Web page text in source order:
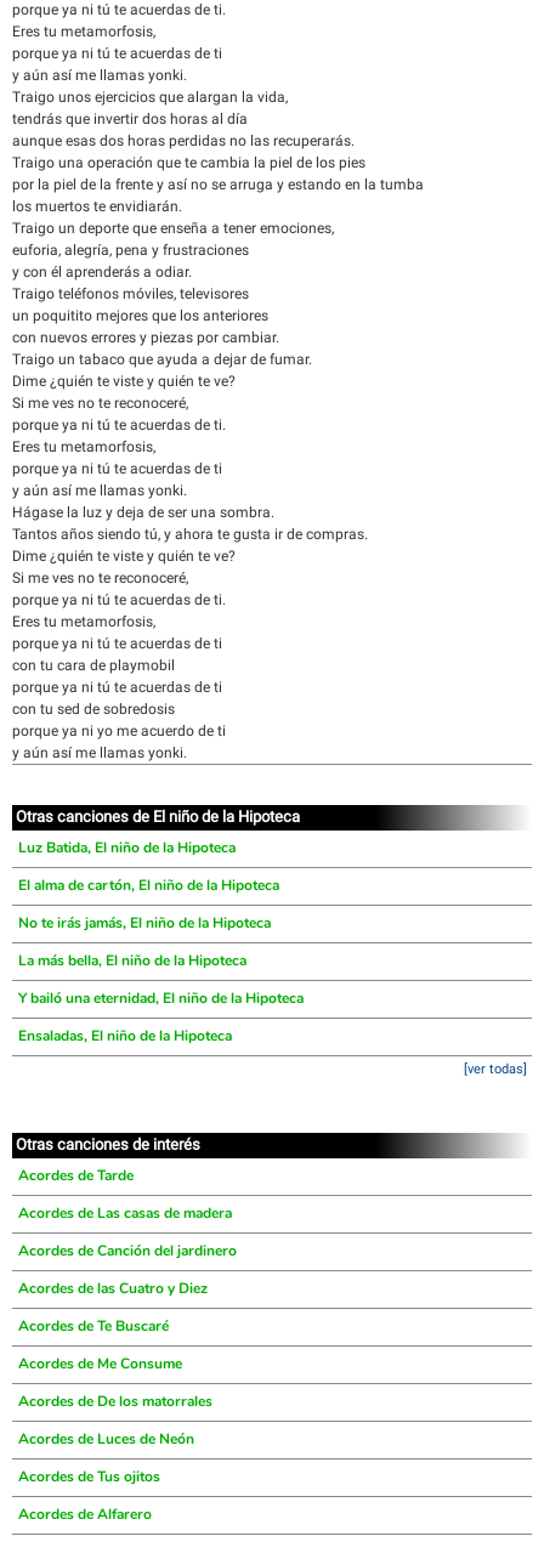
porque ya ni tú te acuerdas de ti.
Eres tu metamorfosis,
porque ya ni tú te acuerdas de ti
y aún así me llamas yonki.
Traigo unos ejercicios que alargan la vida,
tendrás que invertir dos horas al día
aunque esas dos horas perdidas no las recuperarás.
Traigo una operación que te cambia la piel de los pies
por la piel de la frente y así no se arruga y estando en la tumba
los muertos te envidiarán.
Traigo un deporte que enseña a tener emociones,
euforia, alegría, pena y frustraciones
y con él aprenderás a odiar.
Traigo teléfonos móviles, televisores
un poquitito mejores que los anteriores
con nuevos errores y piezas por cambiar.
Traigo un tabaco que ayuda a dejar de fumar.
Dime ¿quién te viste y quién te ve?
Si me ves no te reconoceré,
porque ya ni tú te acuerdas de ti.
Eres tu metamorfosis,
porque ya ni tú te acuerdas de ti
y aún así me llamas yonki.
Hágase la luz y deja de ser una sombra.
Tantos años siendo tú, y ahora te gusta ir de compras.
Dime ¿quién te viste y quién te ve?
Si me ves no te reconoceré,
porque ya ni tú te acuerdas de ti.
Eres tu metamorfosis,
porque ya ni tú te acuerdas de ti
con tu cara de playmobil
porque ya ni tú te acuerdas de ti
con tu sed de sobredosis
porque ya ni yo me acuerdo de ti
y aún así me llamas yonki.
Otras canciones de El niño de la Hipoteca
Luz Batida, El niño de la Hipoteca
El alma de cartón, El niño de la Hipoteca
No te irás jamás, El niño de la Hipoteca
La más bella, El niño de la Hipoteca
Y bailó una eternidad, El niño de la Hipoteca
Ensaladas, El niño de la Hipoteca
[ver todas]
Otras canciones de interés
Acordes de Tarde
Acordes de Las casas de madera
Acordes de Canción del jardinero
Acordes de las Cuatro y Diez
Acordes de Te Buscaré
Acordes de Me Consume
Acordes de De los matorrales
Acordes de Luces de Neón
Acordes de Tus ojitos
Acordes de Alfarero